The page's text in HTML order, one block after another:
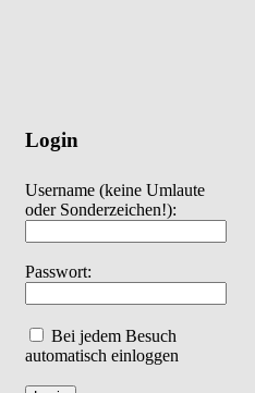
Login
Username (keine Umlaute
oder Sonderzeichen!):
Passwort:
Bei jedem Besuch
automatisch einloggen